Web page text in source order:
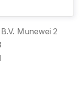
Munewei 2